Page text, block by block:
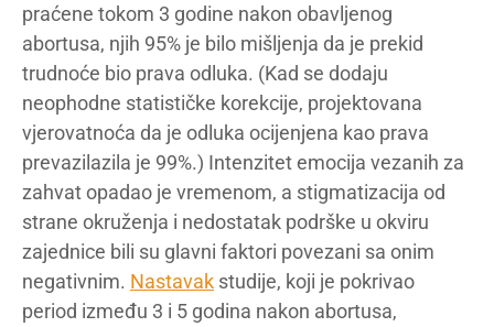
praćene tokom 3 godine nakon obavljenog
abortusa, njih 95% je bilo mišljenja da je prekid
trudnoće bio prava odluka. (Kad se dodaju
neophodne statističke korekcije, projektovana
vjerovatnoća da je odluka ocijenjena kao prava
prevazilazila je 99%.) Intenzitet emocija vezanih za
zahvat opadao je vremenom, a stigmatizacija od
strane okruženja i nedostatak podrške u okviru
zajednice bili su glavni faktori povezani sa onim
negativnim. Nastavak studije, koji je pokrivao
period između 3 i 5 godina nakon abortusa,